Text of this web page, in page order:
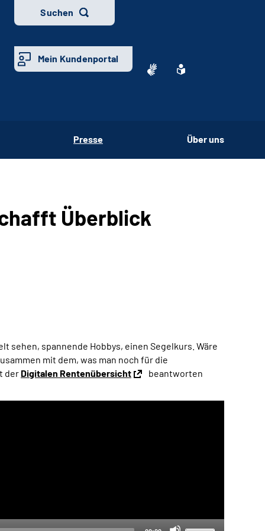
Suchen
Mein Kundenportal
Presse Über uns
Überblick
sehen, spannende Hobbys, einen Segelkurs. Wäre
mit dem, was man noch für die
der Digitalen Rentenübersicht
beantworten